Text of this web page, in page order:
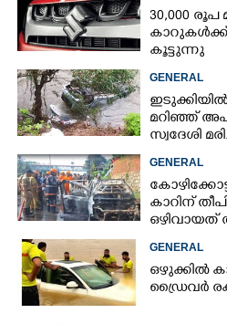
30,000
കൂട്ടുന്നു
GENERAL
മറിഞ്ഞ്
സ്വദേശി
GENERAL
കാറിന്
ഒഴിവായത്
GENERAL
ഒഴുക്കിൽ
ഡ്രൈവർ